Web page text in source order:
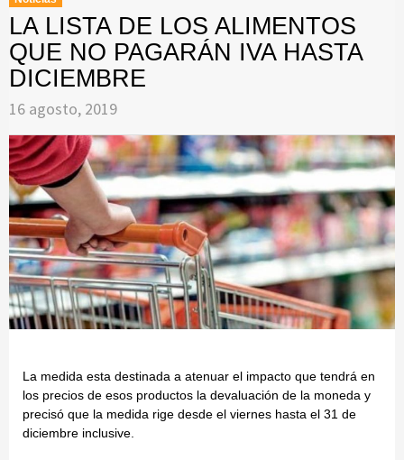
LA LISTA DE LOS ALIMENTOS
QUE NO PAGARÁN IVA HASTA
DICIEMBRE
16 agosto, 2019
La medida esta destinada a atenuar el impacto que tendrá en
los precios de esos productos la devaluación de la moneda y
precisó que la medida rige desde el viernes hasta el 31 de
diciembre inclusive.